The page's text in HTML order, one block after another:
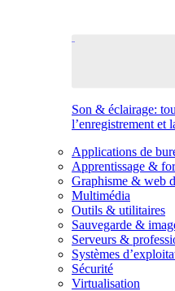
Son & éclairage:
l’enregistrement et
Applications de
Apprentissage &
Graphisme & web
Multimédia
Outils & utilitaires
Sauvegarde &
Serveurs &
Systèmes
Sécurité
Virtualisation